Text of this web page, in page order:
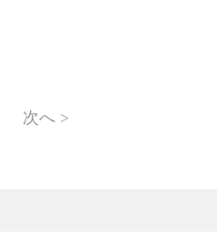
次へ >